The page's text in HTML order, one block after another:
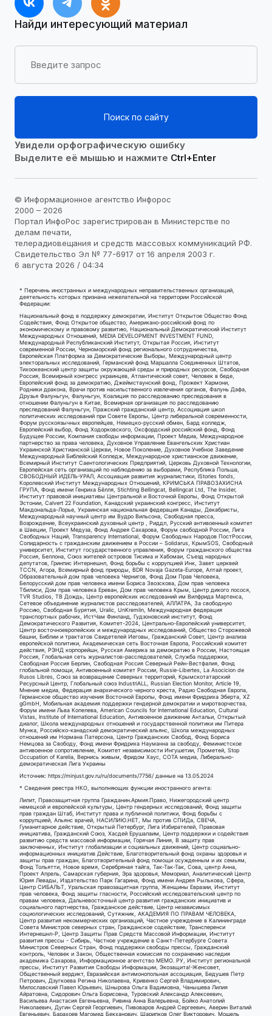
Найди интересующий материал
Поиск по сайту
Увидели орфографическую ошибку
Выделите её мышью и нажмите Ctrl+Enter
© Информационное агентство Инфорос
2000 – 2026
Портал ИнфоРос зарегистрирован в Министерстве по
делам печати,
телерадиовещания и средств массовых коммуникаций РФ.
Свидетельство Эл № 77-6917 от 16 апреля 2003 г.
6 августа 2026 / 04:34